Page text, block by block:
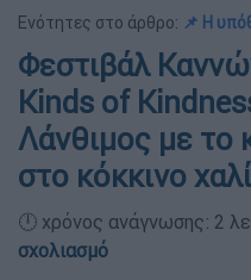
Ενότητες στο άρθρο: 📌 H
Φεστιβάλ
Kinds of
Λάνθιμος με το
στο κόκκινο χαλί
🕛 χρόνος ανάγνωσης:
σχολιασμό